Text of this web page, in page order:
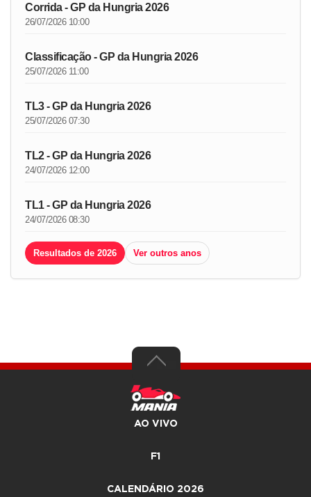
Corrida - GP da Hungria 2026
26/07/2026 10:00
Classificação - GP da Hungria 2026
25/07/2026 11:00
TL3 - GP da Hungria 2026
25/07/2026 07:30
TL2 - GP da Hungria 2026
24/07/2026 12:00
TL1 - GP da Hungria 2026
24/07/2026 08:30
Resultados de 2026 Ver outros anos
AO VIVO
F1
CALENDÁRIO 2026